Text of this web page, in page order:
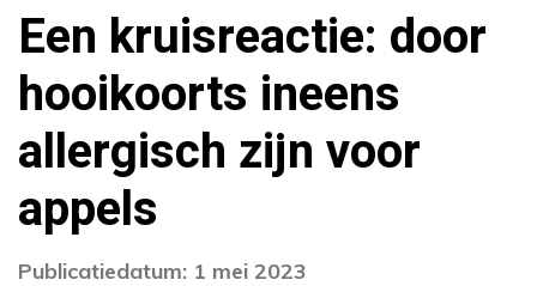
Een kruisreactie: door
hooikoorts ineens
allergisch zijn voor
appels
Publicatiedatum: 1 mei 2023